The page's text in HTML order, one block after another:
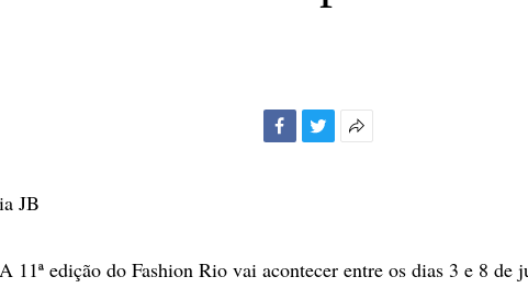
JB
11ª edição do Fashion Rio vai acontecer entre os dias 3 e 8 de